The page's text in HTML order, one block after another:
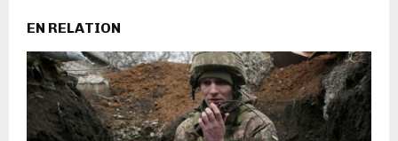
EN RELATION